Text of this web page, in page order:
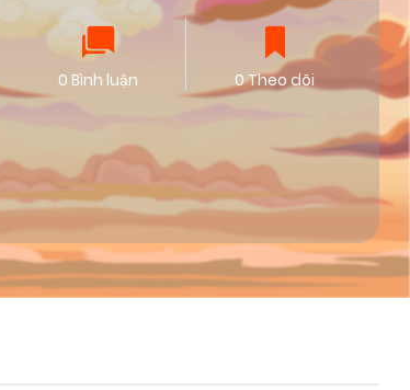
0 Bình luận 0 Theo dõi